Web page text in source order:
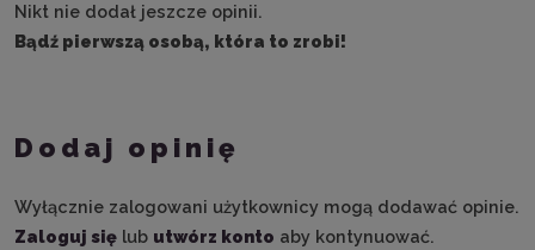
Nikt nie dodał jeszcze opinii.
Bądź pierwszą osobą, która to zrobi!
Dodaj opinię
Wyłącznie zalogowani użytkownicy mogą dodawać opinie.
Zaloguj się lub utwórz konto aby kontynuować.